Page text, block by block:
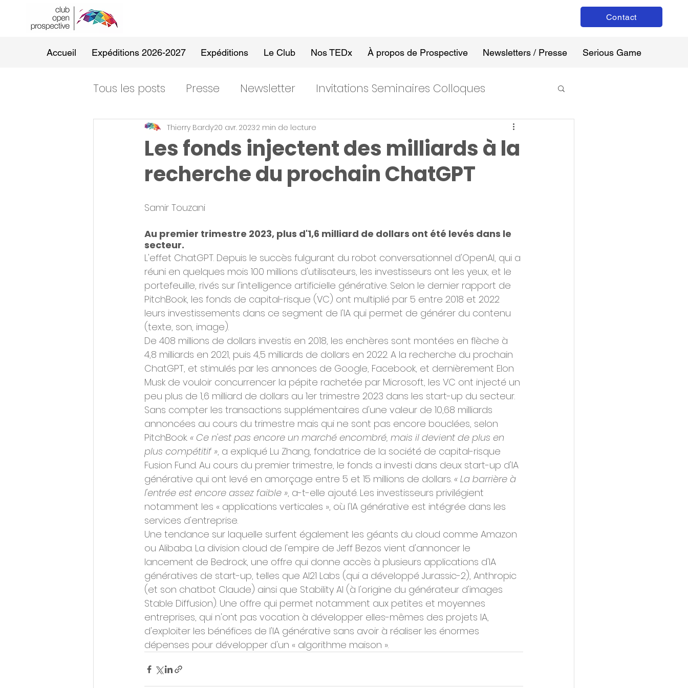
Contact
Accueil Expéditions 2026-2027 Expéditions Le Club Nos TEDx À propos de Prospective Newsletters / Presse Serious Game
Tous les posts Presse Newsletter Invitations Seminaires Colloques
Les fonds injectent des milliards à la
recherche du prochain ChatGPT
Thierry Bardy20 avr. 20232 min de lecture
Samir Touzani
Au premier trimestre 2023, plus d'1,6 milliard de dollars ont été levés dans le
secteur.
L'effet ChatGPT. Depuis le succès fulgurant du robot conversationnel d'OpenAI, qui a
réuni en quelques mois 100 millions d'utilisateurs, les investisseurs ont les yeux, et le
portefeuille, rivés sur l'intelligence artificielle générative. Selon le dernier rapport de
PitchBook, les fonds de capital-risque (VC) ont multiplié par 5 entre 2018 et 2022
leurs investissements dans ce segment de l'IA qui permet de générer du contenu
(texte, son, image).
De 408 millions de dollars investis en 2018, les enchères sont montées en flèche à
4,8 milliards en 2021, puis 4,5 milliards de dollars en 2022. A la recherche du prochain
ChatGPT, et stimulés par les annonces de Google, Facebook, et dernièrement Elon
Musk de vouloir concurrencer la pépite rachetée par Microsoft, les VC ont injecté un
peu plus de 1,6 milliard de dollars au 1er trimestre 2023 dans les start-up du secteur.
Sans compter les transactions supplémentaires d'une valeur de 10,68 milliards
annoncées au cours du trimestre mais qui ne sont pas encore bouclées, selon
PitchBook. « Ce n'est pas encore un marché encombré, mais il devient de plus en
plus compétitif », a expliqué Lu Zhang, fondatrice de la société de capital-risque
Fusion Fund. Au cours du premier trimestre, le fonds a investi dans deux start-up d'IA
générative qui ont levé en amorçage entre 5 et 15 millions de dollars. « La barrière à
l'entrée est encore assez faible », a-t-elle ajouté. Les investisseurs privilégient
notamment les « applications verticales », où l'IA générative est intégrée dans les
services d'entreprise.
Une tendance sur laquelle surfent également les géants du cloud comme Amazon
ou Alibaba. La division cloud de l'empire de Jeff Bezos vient d'annoncer le
lancement de Bedrock, une offre qui donne accès à plusieurs applications d'IA
génératives de start-up, telles que AI21 Labs (qui a développé Jurassic-2), Anthropic
(et son chatbot Claude) ainsi que Stability AI (à l'origine du générateur d'images
Stable Diffusion). Une offre qui permet notamment aux petites et moyennes
entreprises, qui n'ont pas vocation à développer elles-mêmes des projets IA,
d'exploiter les bénéfices de l'IA générative sans avoir à réaliser les énormes
dépenses pour développer d'un « algorithme maison ».